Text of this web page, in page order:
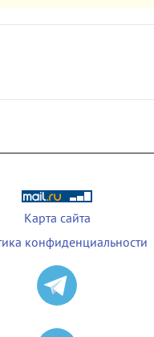
Карта сайта
конфиденциальности